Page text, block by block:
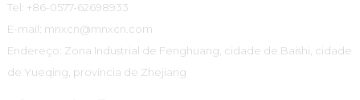
Tel: +86-0577-62698933
E-mail: mnxcn@mnxcn.com
Endereço: Zona Industrial de Fenghuang, cidade de Baishi, cidade
de Yueqing, província de Zhejiang